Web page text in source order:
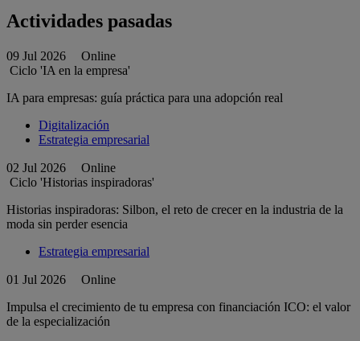
Actividades pasadas
09 Jul 2026
Online
Ciclo 'IA en la empresa'
IA para empresas: guía práctica para una adopción real
Digitalización
Estrategia empresarial
02 Jul 2026
Online
Ciclo 'Historias inspiradoras'
Historias inspiradoras: Silbon, el reto de crecer en la industria de la
moda sin perder esencia
Estrategia empresarial
01 Jul 2026
Online
Impulsa el crecimiento de tu empresa con financiación ICO: el valor
de la especialización